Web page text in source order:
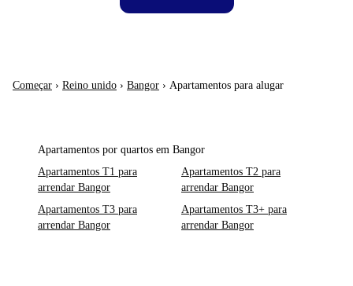
Começar › Reino unido › Bangor › Apartamentos para alugar
Apartamentos por quartos em Bangor
Apartamentos T1 para
arrendar Bangor
Apartamentos T2 para
arrendar Bangor
Apartamentos T3 para
arrendar Bangor
Apartamentos T3+ para
arrendar Bangor